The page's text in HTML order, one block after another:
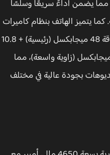
جيجابايت، مما يضمن أداءً سريعًا وسلسًا
يتميز الهاتف بنظام كاميرات
متطور يشمل كاميرا خلفية ثلاثية بدقة 48 ميجابكسل (رئيسية) + 10.8
(تقريب بصري) + 10.5 ميجابكسل (زاوية واسعة)، مما
بجودة عالية في مختلف